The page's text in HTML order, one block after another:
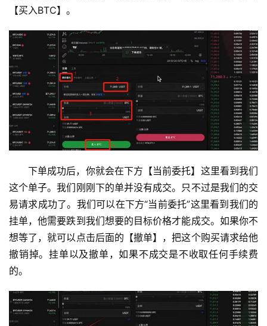
【买入BTC】。
下单成功后，你就会在下方【当前委托】这里看到我们
这个单子。我们刚刚下的单并没有成交。只不过是我们的交
易请求成功了。我们可以在下方“当前委托”这里看到我们的
挂单，他需要跌到我们想要的目标价格才能成交。如果你不
想等了，就可以点击后面的【撤单】，把这个购买请求给他
撤销掉。挂单以及撤单，如果不成交是不收取任何手续费
的。